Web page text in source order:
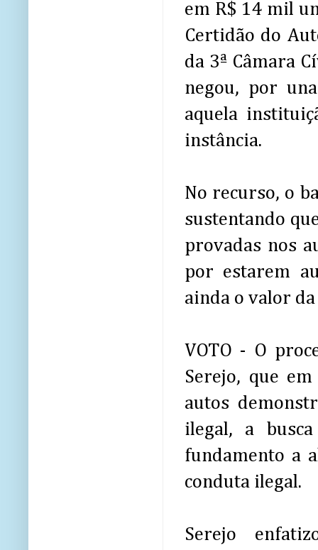
em R$ 14 mil
Certidão do
da 3ª Câmara
negou, por
aquela
instância.
No recurso, o
sustentando
provadas nos
por estarem
ainda o valor
VOTO - O
Serejo, que
autos
ilegal, a
fundamento a
conduta ilegal.
Serejo